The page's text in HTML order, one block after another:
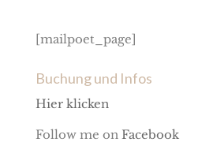
[mailpoet_page]
Buchung und Infos
Hier klicken
Follow me on Facebook